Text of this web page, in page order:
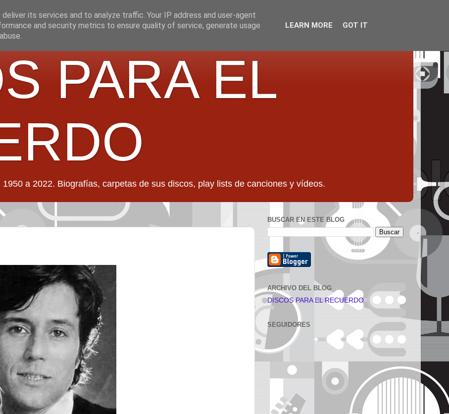
PARA EL
a 2022. Biografías, carpetas de sus discos, play lists de canciones y vídeos.
BUSCAR EN ESTE BLOG
ARCHIVO DEL BLOG
DISCOS PARA EL RECUERDO
SEGUIDORES
its services and to analyze traffic. Your IP address and user-agent
and security metrics to ensure quality of service, generate usage
LEARN MORE GOT IT